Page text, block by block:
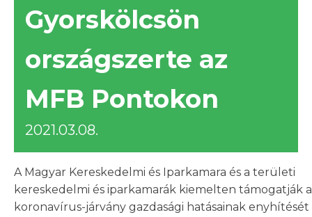
Gyorskölcsön
országszerte az
MFB Pontokon
2021.03.08.
A Magyar Kereskedelmi és Iparkamara és a területi
kereskedelmi és iparkamarák kiemelten támogatják a
koronavírus-járvány gazdasági hatásainak